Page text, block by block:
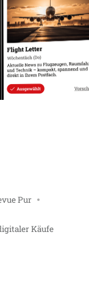
Pur
Käufe